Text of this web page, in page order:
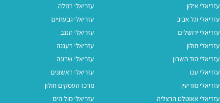
עזריאלי אילון
עזריאלי תל אביב
עזריאלי ירושלים
עזריאלי חולון
עזריאלי הוד השרון
עזריאלי עכו
עזריאלי מודיעין
עזריאלי אאוטלט הרצליה
עזריאלי רמלה
עזריאלי גבעתיים
עזריאלי הנגב
עזריאלי רעננה
עזריאלי שרונה
עזריאלי ראשונים
מרכז העסקים חולון
עזריאלי מול הים